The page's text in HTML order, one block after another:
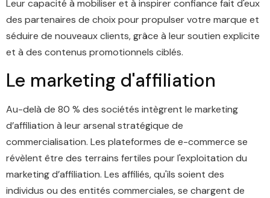
Leur capacité à mobiliser et à inspirer confiance fait d'eux
des partenaires de choix pour propulser votre marque et
séduire de nouveaux clients, grâce à leur soutien explicite
et à des contenus promotionnels ciblés.
Le marketing d'affiliation
Au-delà de 80 % des sociétés intègrent le marketing
d’affiliation à leur arsenal stratégique de
commercialisation. Les plateformes de e-commerce se
révèlent être des terrains fertiles pour l'exploitation du
marketing d’affiliation. Les affiliés, qu'ils soient des
individus ou des entités commerciales, se chargent de